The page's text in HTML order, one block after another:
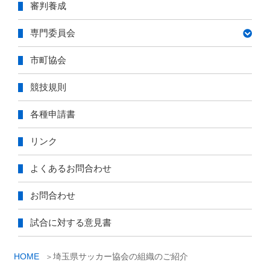
HOME 埼玉県サッカー協会の組織のご紹介
審判養成
専門委員会
市町協会
競技規則
各種申請書
リンク
よくあるお問合わせ
お問合わせ
試合に対する意見書